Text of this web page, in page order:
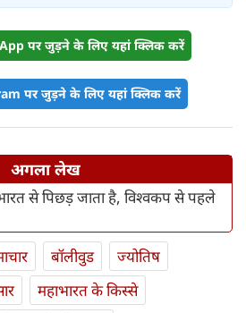
पर जुड़ने के लिए यहां क्लिक करें
पर जुड़ने के लिए यहां क्लिक करें
अगला लेख
से पिछड़ जाता है, विश्वकप से पहले
बॉलीवुड
ज्योतिष
महाभारत के किस्से